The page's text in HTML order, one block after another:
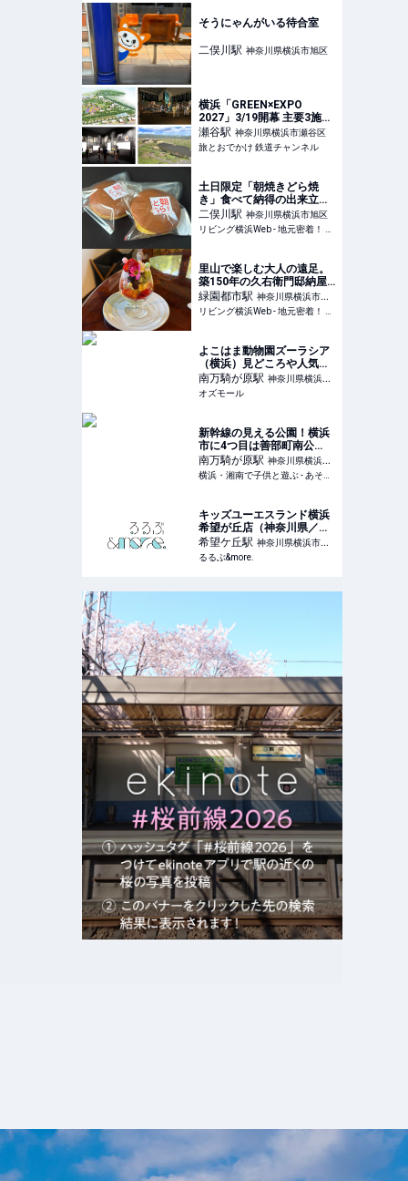
そうにゃんがいる待合室
二俣川駅 神奈川県横浜市旭区
横浜「GREEN×EXPO
2027」3/19開幕 主要3施設
「テーマ館」「園芸文化
館」「日本政府苑」を解
説！ 隈研吾×杉山央が描く
道チャンネル
瀬谷駅 神奈川県横浜市瀬谷区
旅とおでかけ 鉄道チャンネル
土日限定「朝焼きどら焼
き」食べて納得の出来立て
の味！【菓匠寿々木】旭区
二俣川駅 神奈川県横浜市旭区
リビング横浜Web - 地元密着！ 横浜、元町・中華街、みなとみらいほかのグルメ、イベント、お出かけ、習い事情報
里山で楽しむ大人の遠足。
築150年の久右衛門邸納屋
カフェ【戸塚区】横浜古民
家カフェ巡りvol.4
緑園都市駅 神奈川県横浜市泉
区
リビング横浜Web - 地元密着！ 横浜、元町・中華街、みなとみらいほかのグルメ、イベント、お出かけ、習い事情報
よこはま動物園ズーラシア
（横浜）見どころや人気の
動物、料金＆アクセス｜都
内・東京近郊の動物園特集
南万騎が原駅 神奈川県横浜市
旭区
オズモール
新幹線の見える公園！横浜
市に4つ目は善部町南公
園。地図では見つからない
穴場の公園には遊具もいっ
ぱい！駅から10分。[相鉄い
南万騎が原駅 神奈川県横浜市
旭区
横浜・湘南で子供と遊ぶ - あそびい横浜・湘南
キッズユーエスランド横浜
希望が丘店（神奈川県／相
鉄線沿線）｜営業時間・ア
クセス｜るるぶ&more.
希望ケ丘駅 神奈川県横浜市旭
区
るるぶ&more.